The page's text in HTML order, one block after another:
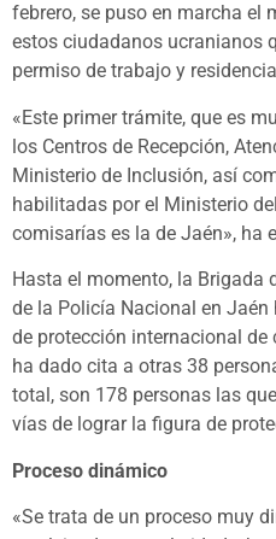
febrero, se puso en marcha el
estos ciudadanos ucranianos
permiso de trabajo y
«Este primer trámite, que es
los Centros de Recepción,
Ministerio de Inclusión, así
habilitadas por el Ministerio
comisarías es la de Jaén», ha
Hasta el momento, la Brigada
de la Policía Nacional en
de protección internacional
ha dado cita a otras 38
total, son 178 personas las
vías de lograr la figura de
Proceso dinámico
«Se trata de un proceso muy